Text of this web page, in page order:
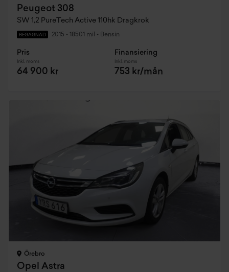
Peugeot 308
SW 1,2 PureTech Active 110hk Dragkrok
BEGAGNAD 2015 • 18501 mil • Bensin
Pris
Inkl. moms
64 900 kr
Finansiering
Inkl. moms
753 kr/mån
Örebro
Opel Astra